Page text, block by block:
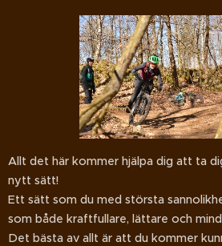
Allt det här kommer hjälpa dig att ta
nytt sätt!
Ett sätt som du med största
som både kraftfullare, lättare och
Det bästa av allt är att du kommer